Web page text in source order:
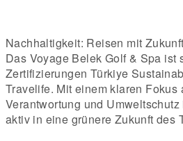
Nachhaltigkeit: Reisen mit Zukunft
Das Voyage Belek Golf & Spa ist
Zertifizierungen Türkiye
Travelife. Mit einem klaren Fokus
Verantwortung und
aktiv in eine grünere Zukunft des